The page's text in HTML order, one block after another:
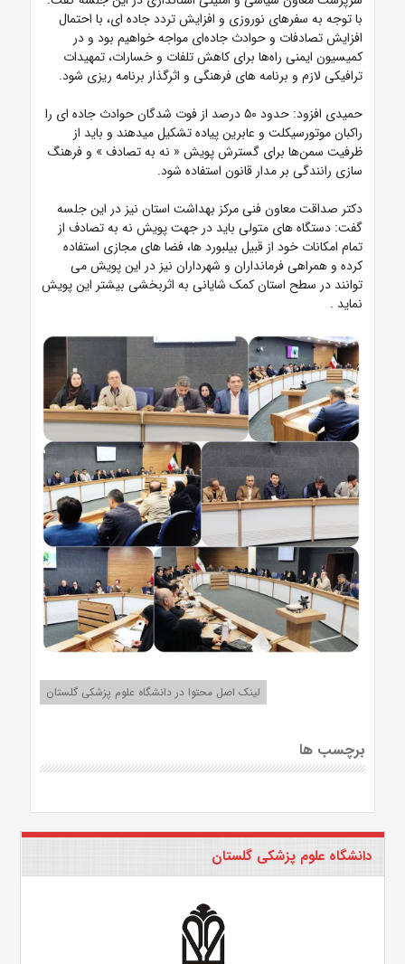
با توجه به سفرهای نوروزی و افزایش تردد جاده ای، با احتمال
افزایش تصادفات و حوادث جاده‌ای مواجه خواهیم بود و در
کمیسیون ایمنی راه‌ها برای کاهش تلفات و خسارات، تمهیدات
ترافیکی لازم و برنامه های فرهنگی و اثرگذار برنامه ریزی شود.
حمیدی افزود: حدود ۵۰ درصد از فوت شدگان حوادث جاده ای را
راکبان موتورسیکلت و عابرین پیاده تشکیل میدهند و باید از
ظرفیت سمن‌ها برای گسترش پویش « نه به تصادف » و فرهنگ
سازی رانندگی بر مدار قانون استفاده شود.
دکتر صداقت معاون فنی مرکز بهداشت استان نیز در این جلسه
گفت: دستگاه های متولی باید در جهت پویش نه به تصادف از
تمام امکانات خود از قبیل بیلبورد ها، فضا های مجازی استفاده
کرده و همراهی فرمانداران و شهرداران نیز در این پویش می
توانند در سطح استان کمک شایانی به اثربخشی بیشتر این پویش
نماید .
لینک اصل محتوا در دانشگاه علوم پزشکی گلستان
برچسب ها
دانشگاه علوم پزشکی گلستان